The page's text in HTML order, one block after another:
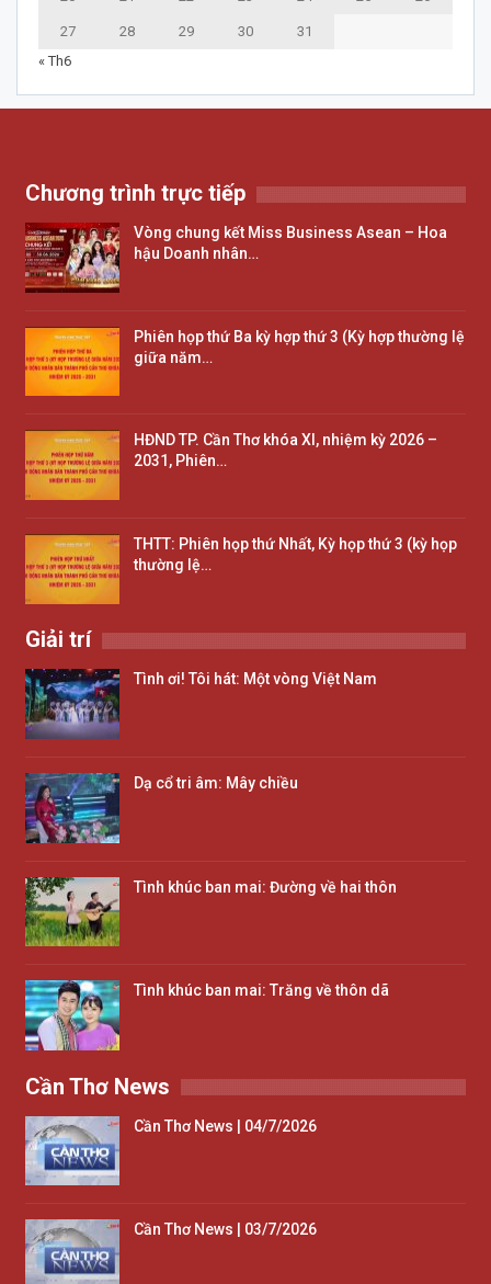
27 28 29 30
31
« Th6
Chương trình trực tiếp
Vòng chung kết Miss Business Asean – Hoa
hậu Doanh nhân…
Phiên họp thứ Ba kỳ hợp thứ 3 (Kỳ hợp thường lệ
giữa năm…
HĐND TP. Cần Thơ khóa XI, nhiệm kỳ 2026 –
2031, Phiên…
THTT: Phiên họp thứ Nhất, Kỳ họp thứ 3 (kỳ họp
thường lệ…
Giải trí
Tình ơi! Tôi hát: Một vòng Việt Nam
Dạ cổ tri âm: Mây chiều
Tình khúc ban mai: Đường về hai thôn
Tình khúc ban mai: Trăng về thôn dã
Cần Thơ News
Cần Thơ News | 04/7/2026
Cần Thơ News | 03/7/2026